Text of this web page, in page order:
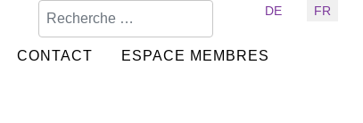
Sélectionnez votre langue
DE FR
CONTACT ESPACE MEMBRES